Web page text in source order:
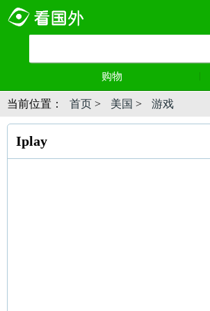
购物
当前位置： 首页 > 美国 > 游戏
Iplay